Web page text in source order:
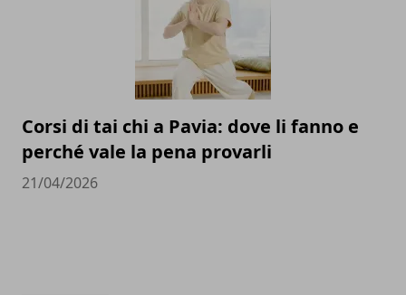
Corsi di tai chi a Pavia: dove li fanno e
perché vale la pena provarli
21/04/2026